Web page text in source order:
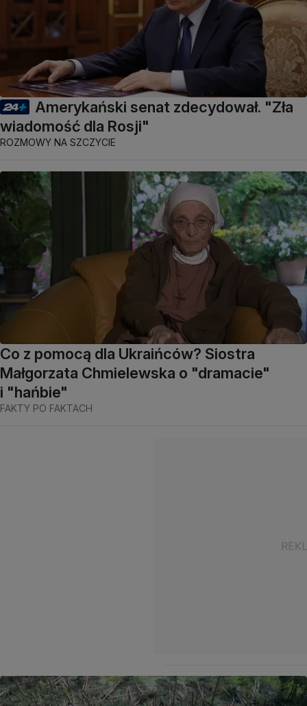
Amerykański senat zdecydował. "Zła
wiadomość dla Rosji"
ROZMOWY NA SZCZYCIE
Co z pomocą dla Ukraińców? Siostra
Małgorzata Chmielewska o "dramacie"
i "hańbie"
FAKTY PO FAKTACH